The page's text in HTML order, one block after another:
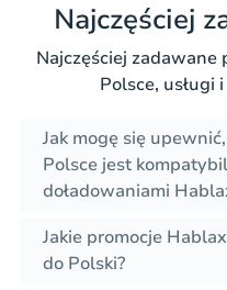
Najczęściej
Najczęściej
Polsce, usługi
Jak mogę się
Polsce jest
doładowaniami
Jakie promocje
do Polski?